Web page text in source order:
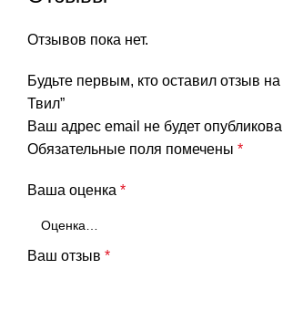
Отзывов пока нет.
Будьте первым, кто оставил отзыв
Твил”
Ваш адрес email не будет
Обязательные поля помечены *
Ваша оценка *
Ваш отзыв *